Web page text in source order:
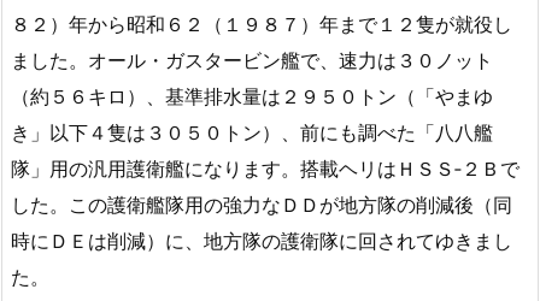
８２）年から昭和６２（１９８７）年まで１２隻が就役し
ました。オール・ガスタービン艦で、速力は３０ノット
（約５６キロ）、基準排水量は２９５０トン（「やまゆ
き」以下４隻は３０５０トン）、前にも調べた「八八艦
隊」用の汎用護衛艦になります。搭載ヘリはＨＳＳ‐２Ｂで
した。この護衛艦隊用の強力なＤＤが地方隊の削減後（同
時にＤＥは削減）に、地方隊の護衛隊に回されてゆきまし
た。